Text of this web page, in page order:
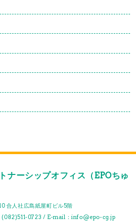
ナーシップオフィス（EPOちゅ
合人社広島紙屋町ビル5階
0723 / E-mail：info@epo-cg.jp